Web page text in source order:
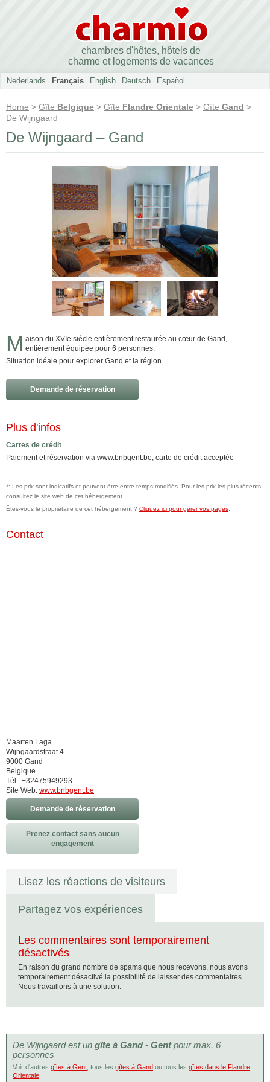
chambres d'hôtes, hôtels de
charme et logements de vacances
Nederlands Français English Deutsch Español
Home > Gîte Belgique > Gîte Flandre Orientale > Gîte Gand >
De Wijngaard
De Wijngaard – Gand
M aison du XVIe siècle entièrement restaurée au cœur de Gand,
entièrement équipée pour 6 personnes.
Situation idéale pour explorer Gand et la région.
Demande de réservation
Plus d'infos
Cartes de crédit
Paiement et réservation via www.bnbgent.be, carte de crédit acceptée
*: Les prix sont indicatifs et peuvent être entre temps modifiés. Pour les prix les plus récents,
consultez le site web de cet hébergement.
Êtes-vous le propriétaire de cet hébergement ? Cliquez ici pour gérer vos pages
Contact
Maarten Laga
Wijngaardstraat 4
9000 Gand
Belgique
Tél.: +32475949293
Site Web: www.bnbgent.be
Demande de réservation
Prenez contact sans aucun
engagement
Lisez les réactions de visiteurs
Partagez vos expériences
Les commentaires sont temporairement
désactivés
En raison du grand nombre de spams que nous recevons, nous avons
temporairement désactivé la possibilité de laisser des commentaires.
Nous travaillons à une solution.
De Wijngaard est un gîte à Gand - Gentpour max. 6
personnes
Voir d'autres gîtes à Gent , tous les gîtes à Gand ou tous les gîtes dans le Flandre
Orientale